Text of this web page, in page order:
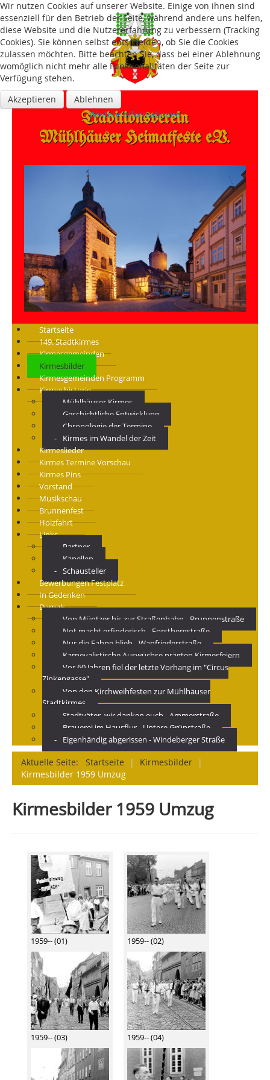
Traditions­verein
Mühlhäuser Heimatfeste e.V.
Startseite
149. Stadtkirmes
Kirmesgemeinden
Kirmesbilder
Kirmesgemeinden Programm
Kirmeshistorie
Mühlhäuser Kirmes
Geschichtliche Entwicklung
Chronologie der Termine
Kirmes im Wandel der Zeit
Kirmeslieder
Kirmes Termine Vorschau
Kirmes Pins
Vorstand
Musikschau
Brunnenfest
Holzfahrt
Links
Partner
Kapellen
Schausteller
Bewerbungen Festplatz
In Gedenken
Damals
Von Müntzer bis zur Straßenbahn - Brunnenstraße
Not macht erfinderisch - Forstbergstraße
Nur die Fahne blieb - Wanfriederstraße
Karnevalistische Auswüchse prägten Kirmesfeiern
Vor 60 Jahren fiel der letzte Vorhang im "Circus
Zinkengasse"
Von den Kirchweihfesten zur Mühlhäuser
Stadtkirmes
Stadtväter, wir danken euch - Ammerstraße
Brauerei im Hausflur - Untere Grünstraße
Eigenhändig abgerissen - Windeberger Straße
Aktuelle Seite: Startseite | Kirmesbilder
|
Kirmesbilder 1959 Umzug
Kirmesbilder 1959 Umzug
1959-- (01) 1959-- (02)
1959-- (03) 1959-- (04)
Wir nutzen Cookies auf unserer Website. Einige von ihnen sind
essenziell für den Betrieb der Seite, während andere uns helfen,
diese Website und die Nutzererfahrung zu verbessern (Tracking
Cookies). Sie können selbst entscheiden, ob Sie die Cookies
zulassen möchten. Bitte beachten Sie, dass bei einer Ablehnung
womöglich nicht mehr alle Funktionalitäten der Seite zur
Verfügung stehen.
Akzeptieren
Ablehnen
Weitere Informationen